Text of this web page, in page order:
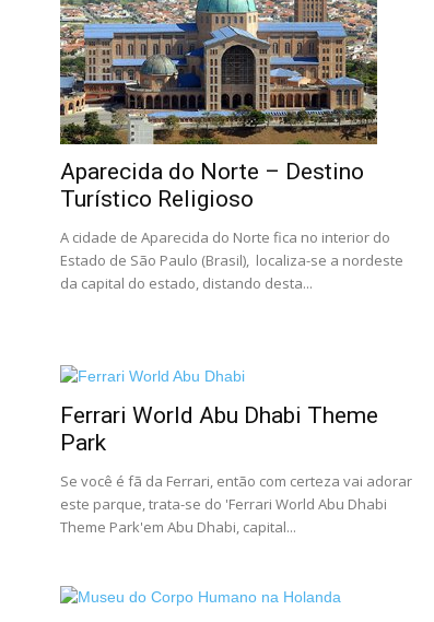
Aparecida do Norte – Destino
Turístico Religioso
A cidade de Aparecida do Norte fica no interior do
Estado de São Paulo (Brasil), localiza-se a nordeste
da capital do estado, distando desta...
Ferrari World Abu Dhabi Theme
Park
Se você é fã da Ferrari, então com certeza vai adorar
este parque, trata-se do 'Ferrari World Abu Dhabi
Theme Park'em Abu Dhabi, capital...